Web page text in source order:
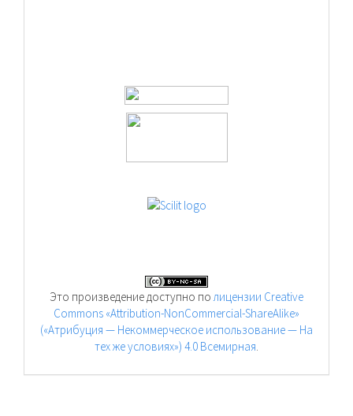
Это произведение доступно по лицензии Creative
Commons «Attribution-NonCommercial-ShareAlike»
(«Атрибуция — Некоммерческое использование — На
тех же условиях») 4.0 Всемирная